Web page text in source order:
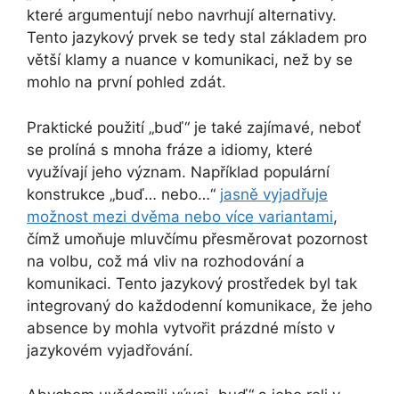
které argumentují nebo navrhují alternativy.
Tento jazykový prvek se tedy stal základem pro
větší klamy a nuance v komunikaci, než by se
mohlo na první pohled zdát.
Praktické použití „buď“ je také zajímavé, neboť
se prolíná s mnoha fráze a idiomy, které
využívají jeho význam. Například populární
konstrukce „buď… nebo…“ jasně vyjadřuje
možnost mezi dvěma nebo více variantami,
čímž umoňuje mluvčímu přesměrovat pozornost
na volbu, což má vliv na rozhodování a
komunikaci. Tento jazykový prostředek byl tak
integrovaný do každodenní komunikace, že jeho
absence by mohla vytvořit prázdné místo v
jazykovém vyjadřování.